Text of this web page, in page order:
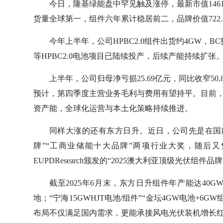
今日，隆基绿能盘中罕见触及涨停，最新市值
货量全球第一，组件六年累计稳居前二，品牌价值
今年上半年，公司HPBC2.0组件出货约4GW，
等HPBC2.0电池项目已陆续投产，后续产能持续扩张
上半年，公司归母净亏损25.69亿元，同比收窄
预计，第四季度主营业务毛利与费用有望持平。目前
资产能，全球化运营与本土化策略持续推进。
同样大涨的还有东方日升。近日，公司先是在
牌”“工商业储能十大品牌”两项行业大奖，随后
EUPDResearch颁发的“2025澳大利亚顶级光伏组件品
截至2025年6月末，东方日升组件年产能达
地；“宁海15GWHJT电池/组件”“金坛4GW电池
布局不仅满足国内需求，更能承接风电光伏装机增长